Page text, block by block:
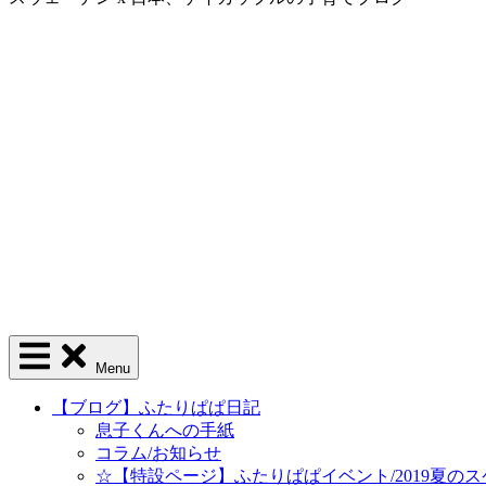
Menu
【ブログ】ふたりぱぱ日記
息子くんへの手紙
コラム/お知らせ
☆【特設ページ】ふたりぱぱイベント/2019夏の